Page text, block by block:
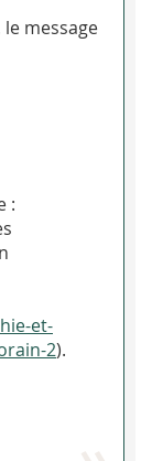
message
:
et-
2).